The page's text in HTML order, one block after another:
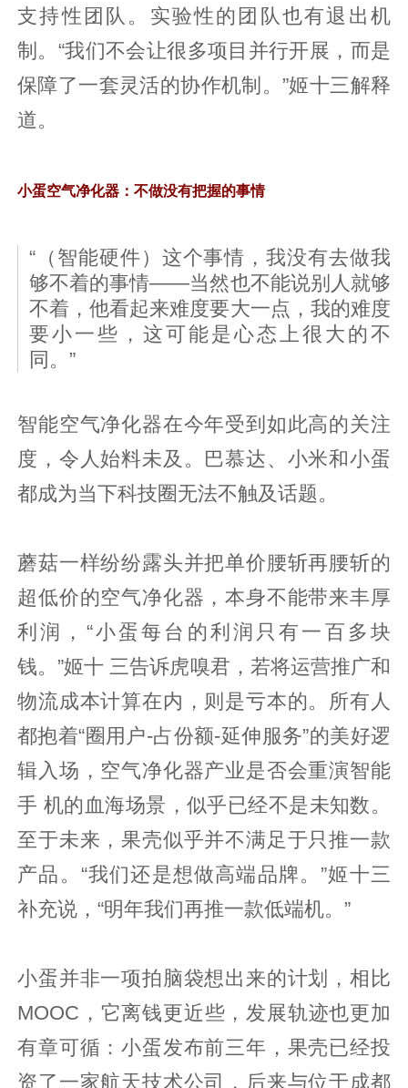
支持性团队。实验性的团队也有退出机
制。“我们不会让很多项目并行开展，而是
保障了一套灵活的协作机制。”姬十三解释
道。
小蛋空气净化器：不做没有把握的事情
“（智能硬件）这个事情，我没有去做我
够不着的事情——当然也不能说别人就够
不着，他看起来难度要大一点，我的难度
要小一些，这可能是心态上很大的不
同。”
智能空气净化器在今年受到如此高的关注
度，令人始料未及。巴慕达、小米和小蛋
都成为当下科技圈无法不触及话题。
蘑菇一样纷纷露头并把单价腰斩再腰斩的
超低价的空气净化器，本身不能带来丰厚
利润，“小蛋每台的利润只有一百多块
钱。”姬十 三告诉虎嗅君，若将运营推广和
物流成本计算在内，则是亏本的。所有人
都抱着“圈用户-占份额-延伸服务”的美好逻
辑入场，空气净化器产业是否会重演智能
手 机的血海场景，似乎已经不是未知数。
至于未来，果壳似乎并不满足于只推一款
产品。“我们还是想做高端品牌。”姬十三
补充说，“明年我们再推一款低端机。”
小蛋并非一项拍脑袋想出来的计划，相比
MOOC，它离钱更近些，发展轨迹也更加
有章可循：小蛋发布前三年，果壳已经投
资了一家航天技术公司，后来与位于成都